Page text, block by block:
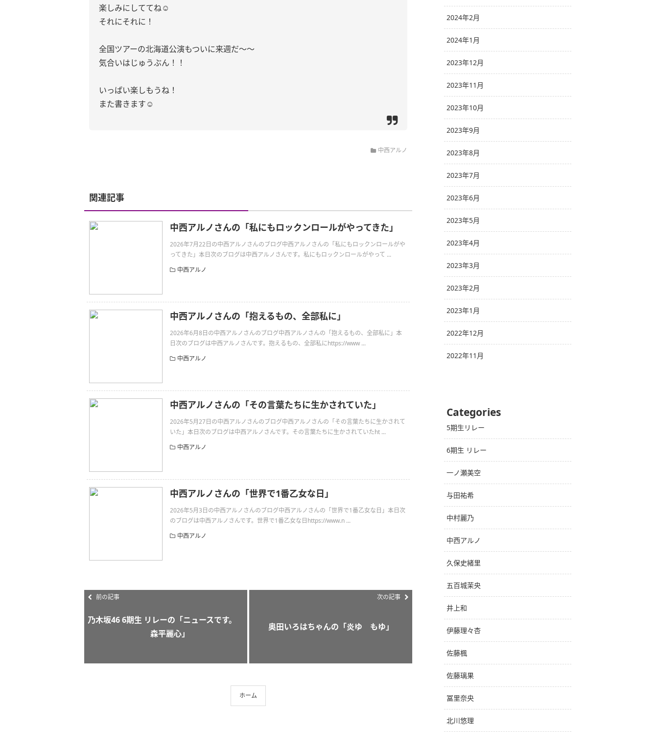
楽しみにしててね☺︎
それにそれに！
全国ツアーの北海道公演もついに来週だ〜〜
気合いはじゅうぶん！！
いっぱい楽しもうね！
また書きます☺︎
中西アルノ
関連記事
中西アルノさんの「私にもロックンロールがやってきた」
2026年7月22日の中西アルノさんのブログ中西アルノさんの「私にもロックンロールがや
ってきた」本日次のブログは中西アルノさんです。私にもロックンロールがやって ...
中西アルノ
中西アルノさんの「抱えるもの、全部私に」
2026年6月8日の中西アルノさんのブログ中西アルノさんの「抱えるもの、全部私に」本
日次のブログは中西アルノさんです。抱えるもの、全部私にhttps://www ...
中西アルノ
中西アルノさんの「その言葉たちに生かされていた」
2026年5月27日の中西アルノさんのブログ中西アルノさんの「その言葉たちに生かされて
いた」本日次のブログは中西アルノさんです。その言葉たちに生かされていたht ...
中西アルノ
中西アルノさんの「世界で1番乙女な日」
2026年5月3日の中西アルノさんのブログ中西アルノさんの「世界で1番乙女な日」本日次
のブログは中西アルノさんです。世界で1番乙女な日https://www.n ...
中西アルノ
前の記事
乃木坂46 6期生 リレーの「ニュースです。
森平麗心」
次の記事
奥田いろはちゃんの「炎ゆ もゆ」
ホーム
2024年2月
2024年1月
2023年12月
2023年11月
2023年10月
2023年9月
2023年8月
2023年7月
2023年6月
2023年5月
2023年4月
2023年3月
2023年2月
2023年1月
2022年12月
2022年11月
Categories
5期生リレー
6期生 リレー
一ノ瀬美空
与田祐希
中村麗乃
中西アルノ
久保史緒里
五百城茉央
井上和
伊藤理々杏
佐藤楓
佐藤璃果
冨里奈央
北川悠理